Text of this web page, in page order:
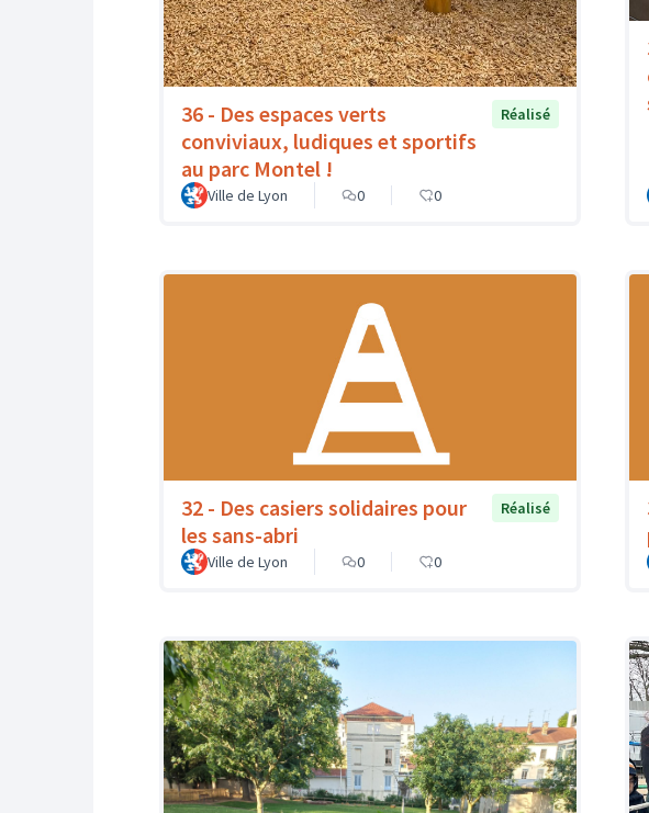
36 - Des espaces verts
conviviaux, ludiques et sportifs
au parc Montel !
Réalisé
Ville de Lyon 0 0
32 - Des casiers solidaires pour
les sans-abri
Réalisé
Ville de Lyon 0 0